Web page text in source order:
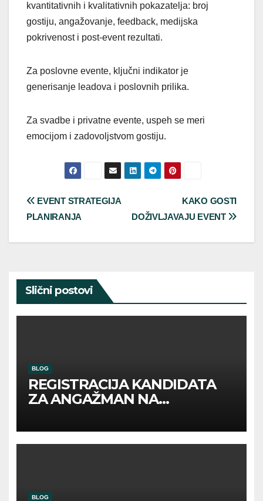
kvantitativnih i kvalitativnih pokazatelja: broj
gostiju, angažovanje, feedback, medijska
pokrivenost i post-event rezultati.
Za poslovne evente, ključni indikator je
generisanje leadova i poslovnih prilika.
Za svadbe i privatne evente, uspeh se meri
emocijom i zadovoljstvom gostiju.
Post
KAKO GOSTI
DOŽIVLJAVAJU EVENT
EVENT STRATEGIJA
PLANIRANJA
Slični postovi
BLOG
REGISTRACIJA KANDIDATA
ZA ANGAŽMAN NA
BLOG